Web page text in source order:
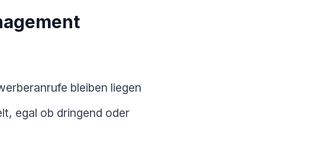
bleiben liegen
egal ob dringend oder